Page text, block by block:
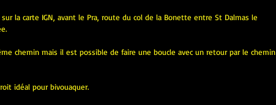
la carte IGN, avant le Pra, route du col de la Bonette entre St Dalmas le
chemin mais il est possible de faire une boucle avec un retour par le chemin
idéal pour bivouaquer.